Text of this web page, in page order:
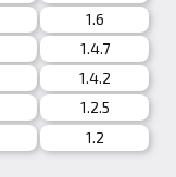
1.6
1.4.7
1.4.2
1.2.5
1.2